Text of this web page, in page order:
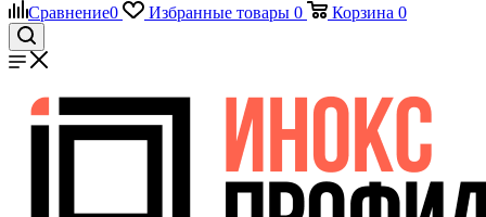
Сравнение0 Избранные товары 0 Корзина 0